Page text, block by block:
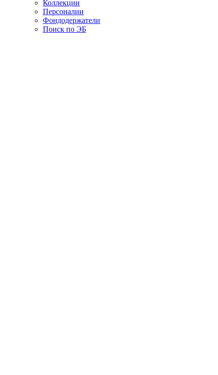
Коллекции
Персоналии
Фондодержатели
Поиск по ЭБ